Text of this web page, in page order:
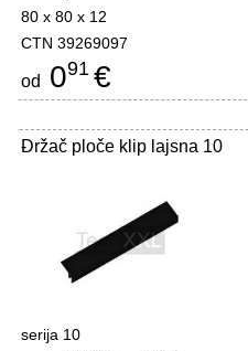
80 x 80 x 12
CTN 39269097
od 091 €
Držač ploče klip lajsna 10
-
serija 10